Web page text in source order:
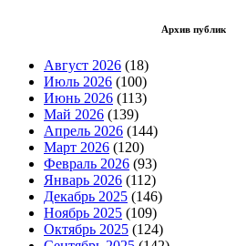
Архив
Август 2026 (18)
Июль 2026 (100)
Июнь 2026 (113)
Май 2026 (139)
Апрель 2026 (144)
Март 2026 (120)
Февраль 2026 (93)
Январь 2026 (112)
Декабрь 2025 (146)
Ноябрь 2025 (109)
Октябрь 2025 (124)